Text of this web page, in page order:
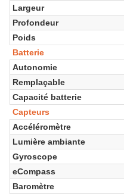
Largeur
Profondeur
Poids
Batterie
Autonomie
Remplaçable
Capacité batterie
Capteurs
Accéléromètre
Lumière ambiante
Gyroscope
eCompass
Baromètre